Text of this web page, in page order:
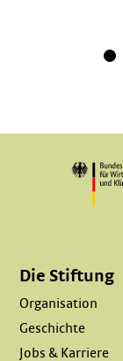
Die Stiftung
Organisation
Geschichte
Jobs & Karriere